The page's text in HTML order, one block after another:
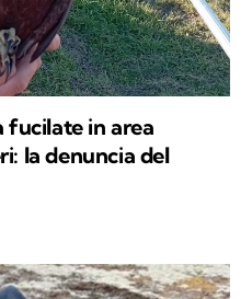
fucilate in area
la denuncia del